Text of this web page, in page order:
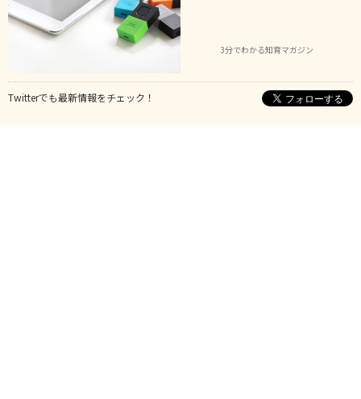
3分でわかる知育マガジン
Twitterでも最新情報をチェック！